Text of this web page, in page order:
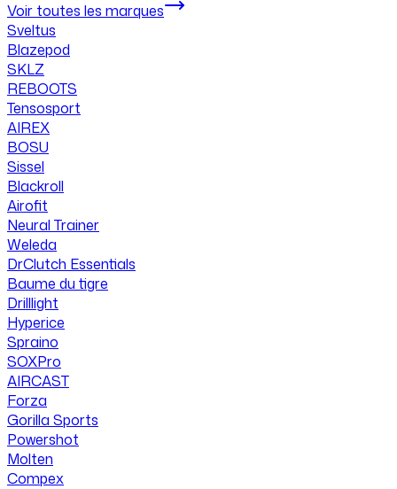
Voir toutes les marques
Sveltus
Blazepod
SKLZ
REBOOTS
Tensosport
AIREX
BOSU
Sissel
Blackroll
Airofit
Neural Trainer
Weleda
DrClutch Essentials
Baume du tigre
Drilllight
Hyperice
Spraino
SOXPro
AIRCAST
Forza
Gorilla Sports
Powershot
Molten
Compex